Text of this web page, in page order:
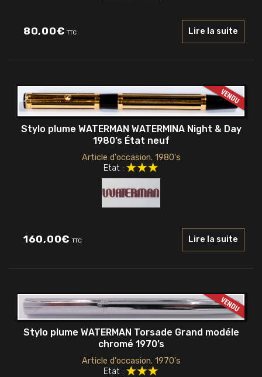
80,00€ TTC Lire la suite
Stylo plume WATERMAN WATERMINA Night & Day
1980’s État neuf
Article d'occasion. 1980's
Etat :
160,00€ TTC Lire la suite
Stylo plume WATERMAN Torsade Grand modéle
chromé 1970’s
Article d'occasion. 1970's
Etat :